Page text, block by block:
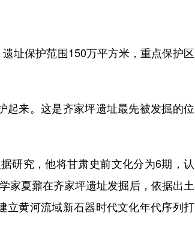
址保护范围150万平方米，重点保护区
来。这是齐家坪遗址最先被发掘的位
究，他将甘肃史前文化分为6期，认
家夏鼐在齐家坪遗址发掘后，依据出土
立黄河流域新石器时代文化年代序列打